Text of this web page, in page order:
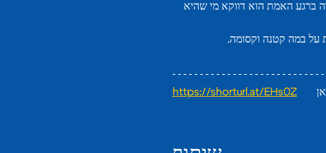
ברגע האמת הוא דווקא מי שהיא
https://shorturl.at/EHs0Z